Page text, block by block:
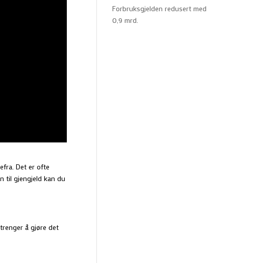
Det er ofte
til gjengjeld kan du
å gjøre det
Forbruksgjelden redusert med
0,9 mrd.